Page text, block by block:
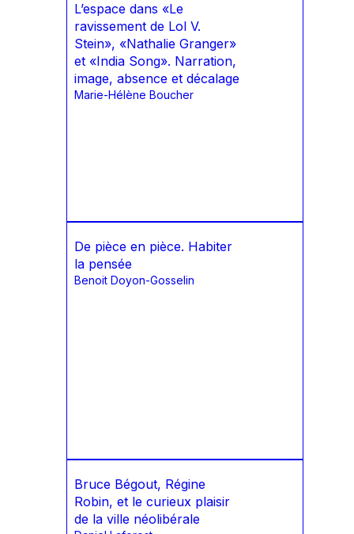
L’espace dans «Le
ravissement de Lol V.
Stein», «Nathalie Granger»
et «India Song». Narration,
image, absence et décalage
Marie-Hélène Boucher
De pièce en pièce. Habiter
la pensée
Benoit Doyon-Gosselin
Bruce Bégout, Régine
Robin, et le curieux plaisir
de la ville néolibérale